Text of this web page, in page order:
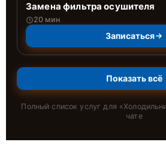
Замена фильтра осушителя
20 мин
Записаться
Показать всё
Полный список услуг для «
чате